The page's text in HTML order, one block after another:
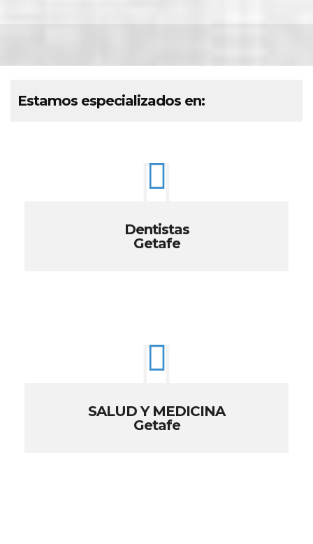
Estamos especializados en:
Dentistas
Getafe
SALUD Y MEDICINA
Getafe